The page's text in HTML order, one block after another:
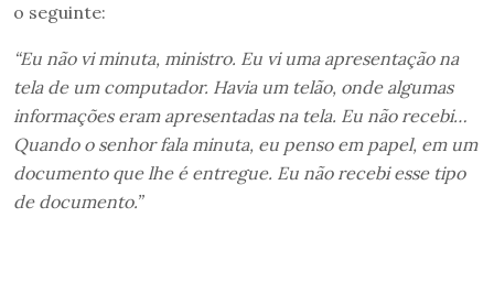
o seguinte:
“Eu não vi minuta, ministro. Eu vi uma apresentação na
tela de um computador. Havia um telão, onde algumas
informações eram apresentadas na tela. Eu não recebi…
Quando o senhor fala minuta, eu penso em papel, em um
documento que lhe é entregue. Eu não recebi esse tipo
de documento.”